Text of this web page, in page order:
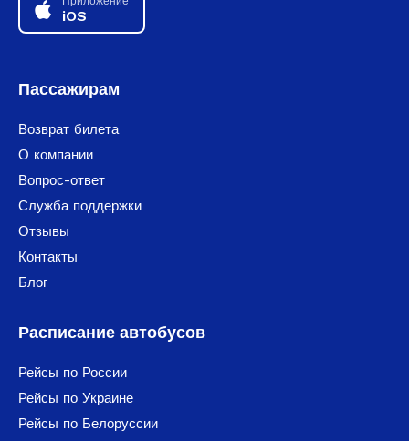
iOS
Пассажирам
Возврат билета
О компании
Вопрос-ответ
Служба поддержки
Отзывы
Контакты
Блог
Расписание автобусов
Рейсы по России
Рейсы по Украине
Рейсы по Белоруссии